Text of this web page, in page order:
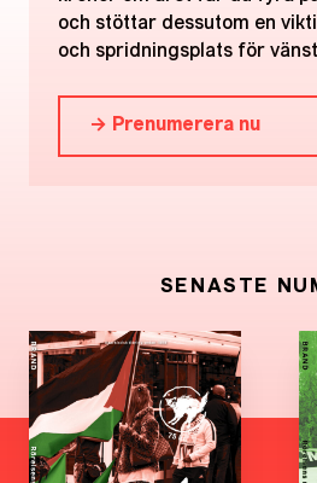
och stöttar dessutom en
och spridningsplats för
→ Prenumerera nu
SENASTE